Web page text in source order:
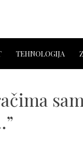
TEHNOLOGIJA